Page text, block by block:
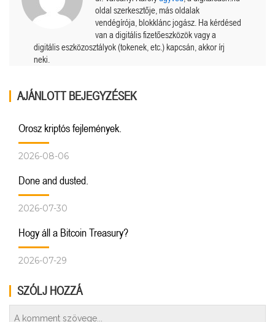
oldal szerkesztője, más oldalak
vendégírója, blokklánc jogász. Ha kérdésed
van a digitális fizetőeszközök vagy a
digitális eszközosztályok (tokenek, etc.) kapcsán, akkor írj
neki.
AJÁNLOTT BEJEGYZÉSEK
Orosz kriptós fejlemények.
2026-08-06
Done and dusted.
2026-07-30
Hogy áll a Bitcoin Treasury?
2026-07-29
SZÓLJ HOZZÁ